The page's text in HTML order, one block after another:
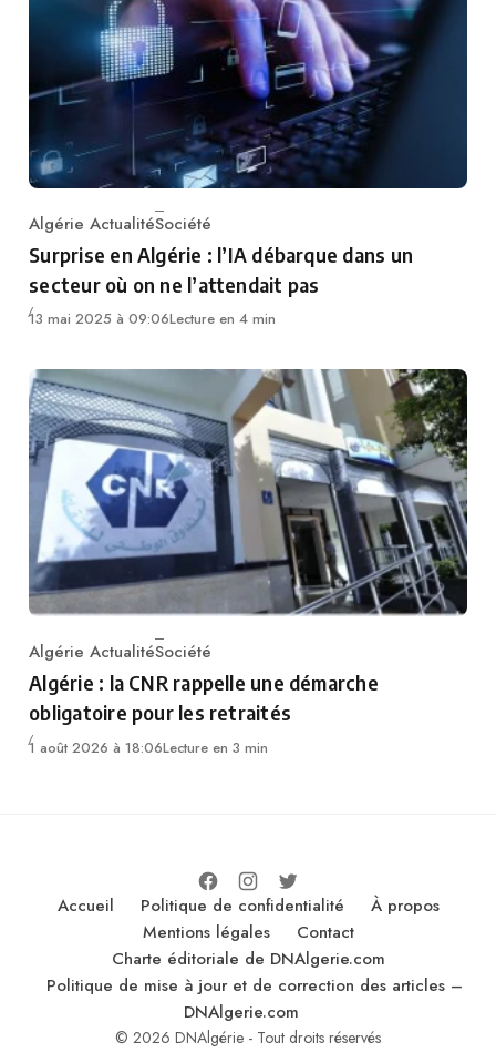
Category
Algérie ActualitéSociété
Surprise en Algérie : l’IA débarque dans un
secteur où on ne l’attendait pas
13 mai 2025 à 09:06Lecture en 4 min
Category
Algérie ActualitéSociété
Algérie : la CNR rappelle une démarche
obligatoire pour les retraités
1 août 2026 à 18:06Lecture en 3 min
Accueil Politique de confidentialité
À propos
Mentions légales
Contact
Charte éditoriale de DNAlgerie.com
Politique de mise à jour et de correction des articles –
DNAlgerie.com
© 2026 DNAlgérie - Tout droits réservés